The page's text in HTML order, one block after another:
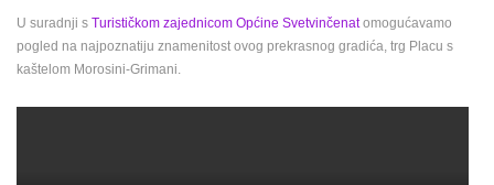
U suradnji s Turističkom zajednicom Općine Svetvinčenatomogućavamo
pogled na najpoznatiju znamenitost ovog prekrasnog gradića, trg Placu s
kaštelom Morosini-Grimani.